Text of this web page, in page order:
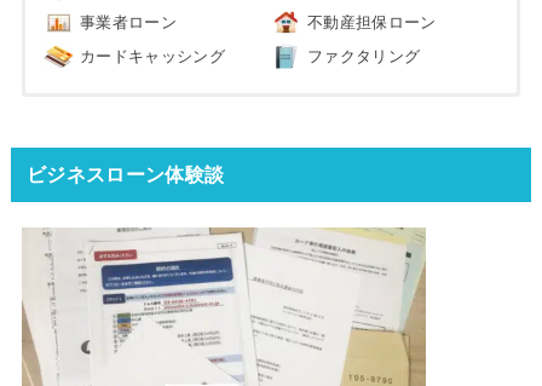
事業者ローン 不動産担保ローン
カードキャッシング ファクタリング
ビジネスローン体験談